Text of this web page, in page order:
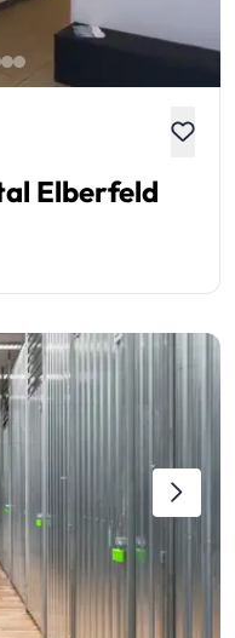
Elberfeld